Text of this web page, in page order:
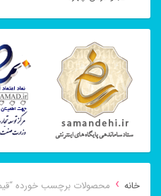
خانه ›